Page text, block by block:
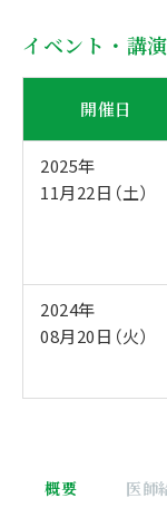
イベント・講
開催日
2025年
11月22日（土）
2024年
08月20日（火）
概要 医師